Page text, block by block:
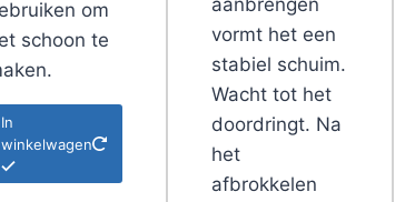
om
schoon te
In
winkelwagen
aanbrengen
vormt het een
stabiel schuim.
Wacht tot het
doordringt. Na
het
afbrokkelen